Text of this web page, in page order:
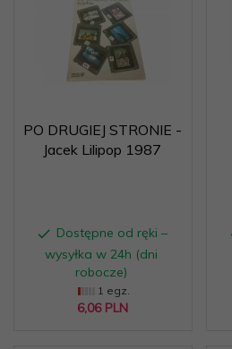
PO DRUGIEJ STRONIE -
Jacek Lilipop 1987
Dostępne od ręki –
wysyłka w 24h (dni
robocze)
1 egz.
6,06 PLN